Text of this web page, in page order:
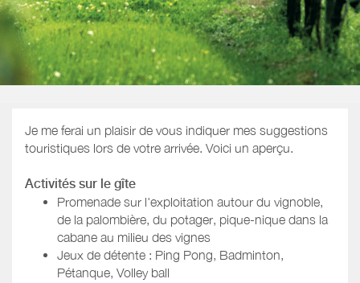
Je me ferai un plaisir de vous indiquer mes suggestions
touristiques lors de votre arrivée. Voici un aperçu.
Activités sur le gîte
Promenade sur l'exploitation autour du vignoble,
de la palombière, du potager, pique-nique dans la
cabane au milieu des vignes
Jeux de détente : Ping Pong, Badminton,
Pétanque, Volley ball